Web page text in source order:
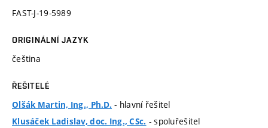
FAST-J-19-5989
ORIGINÁLNÍ JAZYK
čeština
ŘEŠITELÉ
Olšák Martin, Ing., Ph.D. - hlavní řešitel
Klusáček Ladislav, doc. Ing., CSc. - spoluřešitel